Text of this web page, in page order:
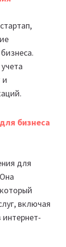
и
бизнеса
для
включая